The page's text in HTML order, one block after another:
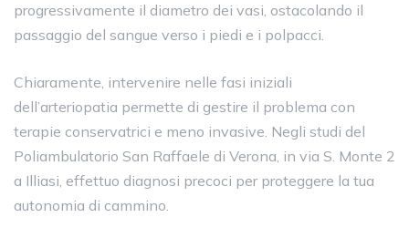
progressivamente il diametro dei vasi, ostacolando il
passaggio del sangue verso i piedi e i polpacci.
Chiaramente, intervenire nelle fasi iniziali
dell’arteriopatia permette di gestire il problema con
terapie conservatrici e meno invasive. Negli studi del
Poliambulatorio San Raffaele di Verona, in via S. Monte 2
a Illiasi, effettuo diagnosi precoci per proteggere la tua
autonomia di cammino.